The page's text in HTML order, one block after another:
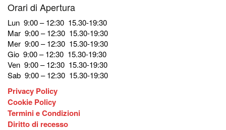
Orari di Apertura
Lun 9:00 – 12:30 15.30-19:30
Mar 9:00 – 12:30 15.30-19:30
Mer 9:00 – 12:30 15.30-19:30
Gio 9:00 – 12:30 15.30-19:30
Ven 9:00 – 12:30 15.30-19:30
Sab 9:00 – 12:30 15.30-19:30
Privacy Policy
Cookie Policy
Termini e Condizioni
Diritto di recesso